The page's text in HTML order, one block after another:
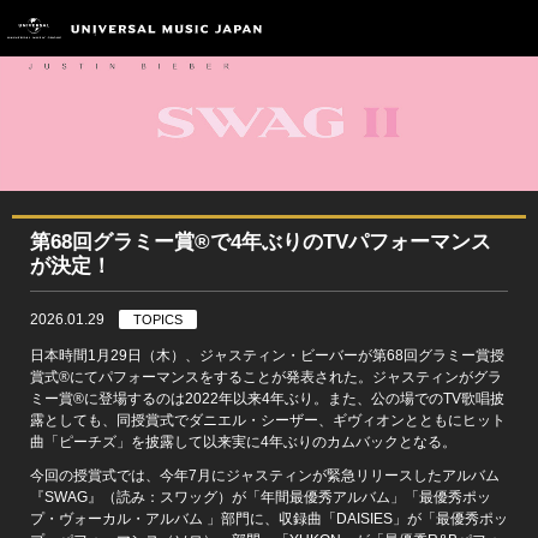
第68回グラミー賞®で4年ぶりのTVパフォーマンス
が決定！
2026.01.29 TOPICS
日本時間1月29日（木）、ジャスティン・ビーバーが第68回グラミー賞授
賞式®にてパフォーマンスをすることが発表された。ジャスティンがグラ
ミー賞®に登場するのは2022年以来4年ぶり。また、公の場でのTV歌唱披
露としても、同授賞式でダニエル・シーザー、ギヴィオンとともにヒット
曲「ピーチズ」を披露して以来実に4年ぶりのカムバックとなる。
今回の授賞式では、今年7月にジャスティンが緊急リリースしたアルバム
『SWAG』（読み：スワッグ）が「年間最優秀アルバム」「最優秀ポッ
プ・ヴォーカル・アルバム 」部門に、収録曲「DAISIES」が「最優秀ポッ